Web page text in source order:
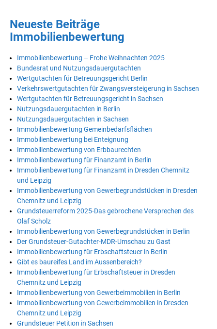
Neueste Beiträge
Immobilienbewertung
Immobilienbewertung – Frohe Weihnachten 2025
Bundesrat und Nutzungsdauergutachten
Wertgutachten für Betreuungsgericht Berlin
Verkehrswertgutachten für Zwangsversteigerung in Sachsen
Wertgutachten für Betreuungsgericht in Sachsen
Nutzungsdauergutachten in Berlin
Nutzungsdauergutachten in Sachsen
Immobilienbewertung Gemeinbedarfsflächen
Immobilienbewertung bei Enteignung
Immobilienbewertung von Erbbaurechten
Immobilienbewertung für Finanzamt in Berlin
Immobilienbewertung für Finanzamt in Dresden Chemnitz
und Leipzig
Immobilienbewertung von Gewerbegrundstücken in Dresden
Chemnitz und Leipzig
Grundsteuerreform 2025-Das gebrochene Versprechen des
Olaf Scholz
Immobilienbewertung von Gewerbegrundstücken in Berlin
Der Grundsteuer-Gutachter-MDR-Umschau zu Gast
Immobilienbewertung für Erbschaftsteuer in Berlin
Gibt es baureifes Land im Aussenbereich?
Immobilienbewertung für Erbschaftsteuer in Dresden
Chemnitz und Leipzig
Immobilienbewertung von Gewerbeimmobilien in Berlin
Immobilienbewertung von Gewerbeimmobilien in Dresden
Chemnitz und Leipzig
Grundsteuer Petition in Sachsen